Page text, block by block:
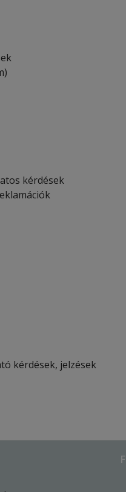
kérdések
kérdések, jelzések